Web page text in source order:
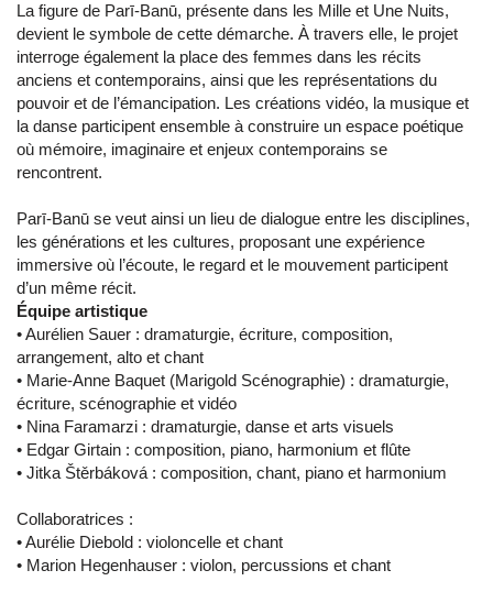
La figure de Parī-Banū, présente dans les Mille et Une Nuits,
devient le symbole de cette démarche. À travers elle, le projet
interroge également la place des femmes dans les récits
anciens et contemporains, ainsi que les représentations du
pouvoir et de l’émancipation. Les créations vidéo, la musique et
la danse participent ensemble à construire un espace poétique
où mémoire, imaginaire et enjeux contemporains se
rencontrent.
Parī-Banū se veut ainsi un lieu de dialogue entre les disciplines,
les générations et les cultures, proposant une expérience
immersive où l’écoute, le regard et le mouvement participent
d’un même récit.
Équipe artistique
• Aurélien Sauer : dramaturgie, écriture, composition,
arrangement, alto et chant
• Marie-Anne Baquet (Marigold Scénographie) : dramaturgie,
écriture, scénographie et vidéo
• Nina Faramarzi : dramaturgie, danse et arts visuels
• Edgar Girtain : composition, piano, harmonium et flûte
• Jitka Štěrbáková : composition, chant, piano et harmonium
Collaboratrices :
• Aurélie Diebold : violoncelle et chant
• Marion Hegenhauser : violon, percussions et chant